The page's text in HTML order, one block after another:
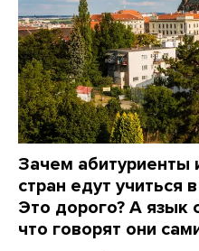
Зачем абитуриенты
стран едут учиться
Это дорого? А язык
что говорят они